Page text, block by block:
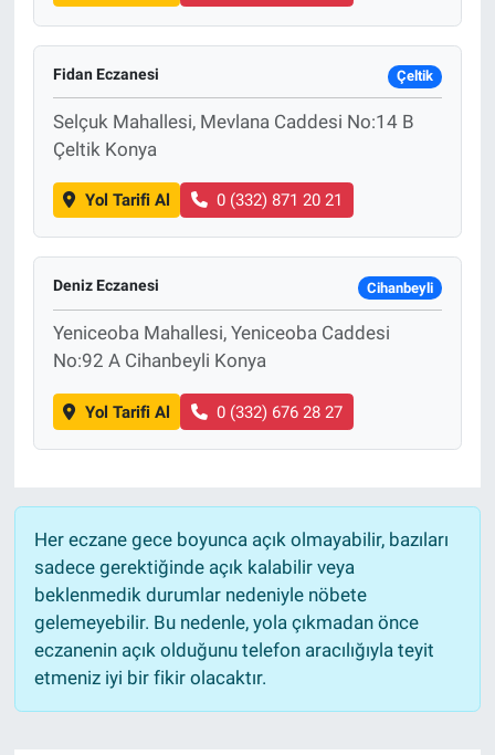
Fidan Eczanesi Çeltik
Selçuk Mahallesi, Mevlana Caddesi No:14 B
Çeltik Konya
Yol Tarifi Al 0 (332) 871 20 21
Deniz Eczanesi Cihanbeyli
Yeniceoba Mahallesi, Yeniceoba Caddesi
No:92 A Cihanbeyli Konya
Yol Tarifi Al 0 (332) 676 28 27
Her eczane gece boyunca açık olmayabilir, bazıları
sadece gerektiğinde açık kalabilir veya
beklenmedik durumlar nedeniyle nöbete
gelemeyebilir. Bu nedenle, yola çıkmadan önce
eczanenin açık olduğunu telefon aracılığıyla teyit
etmeniz iyi bir fikir olacaktır.